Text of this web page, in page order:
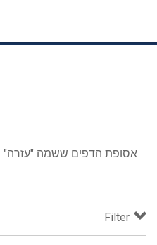
אסופת הדפים ששמה
Filter